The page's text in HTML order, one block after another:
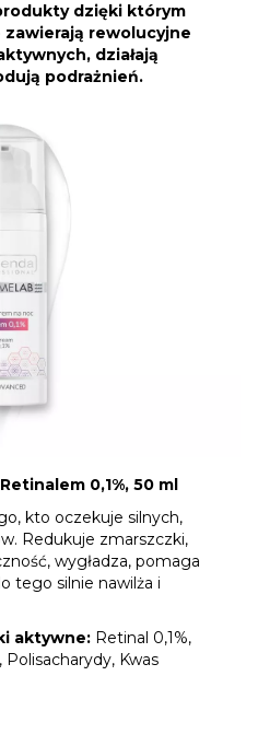
dzięki którym
rewolucyjne
działają
podrażnień.
0,1%, 50 ml
kto oczekuje silnych,
Redukuje zmarszczki,
wygładza, pomaga
tego silnie nawilża i
aktywne: Retinal 0,1%,
Kwas